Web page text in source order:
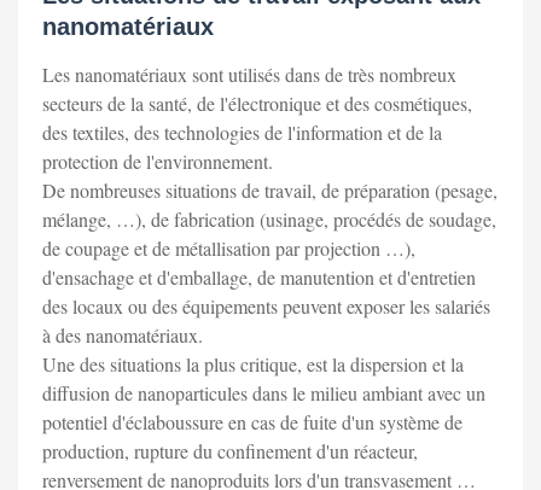
nanomatériaux
Les nanomatériaux sont utilisés dans de très nombreux
secteurs de la santé, de l'électronique et des cosmétiques,
des textiles, des technologies de l'information et de la
protection de l'environnement.
De nombreuses situations de travail, de préparation (pesage,
mélange, …), de fabrication (usinage, procédés de soudage,
de coupage et de métallisation par projection …),
d'ensachage et d'emballage, de manutention et d'entretien
des locaux ou des équipements peuvent exposer les salariés
à des nanomatériaux.
Une des situations la plus critique, est la dispersion et la
diffusion de nanoparticules dans le milieu ambiant avec un
potentiel d'éclaboussure en cas de fuite d'un système de
production, rupture du confinement d'un réacteur,
renversement de nanoproduits lors d'un transvasement …